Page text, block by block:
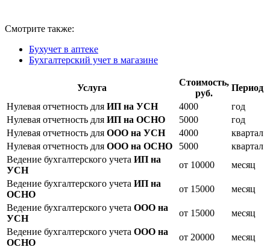
Смотрите также:
Бухучет в аптеке
Бухгалтерский учет в магазине
Услуга
Стоимость,
руб.
Период
Нулевая отчетность для ИП на УСН 4000
год
Нулевая отчетность для ИП на ОСНО 5000
год
Нулевая отчетность для ООО на УСН 4000
квартал
Нулевая отчетность для ООО на ОСНО 5000
квартал
Ведение бухгалтерского учета ИП на
УСН
от 10000
месяц
Ведение бухгалтерского учета ИП на
ОСНО
от 15000
месяц
Ведение бухгалтерского учета ООО на
УСН
от 15000
месяц
Ведение бухгалтерского учета ООО на
ОСНО
от 20000
месяц